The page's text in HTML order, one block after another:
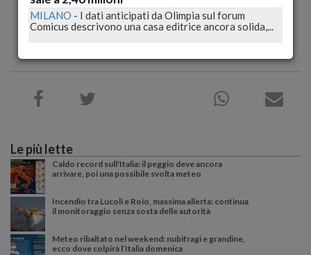
Le più lette
Caldo record sull'Italia: il peggio deve ancora
arrivare, poi una possibile svolta meteo
Incendio tra Lucoli e Roio, massima allerta: continua
il monitoraggio senza sosta delle autorità
Meteo ribaltato nel weekend: nubifragi e grandine,
ecco dove colpirà l’Italia domenica
MILANO - I dati anticipati da Olimpia sul forum
Comicus descrivono una casa editrice ancora solida,...